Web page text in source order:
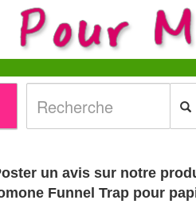
un avis sur notre
Funnel Trap pour